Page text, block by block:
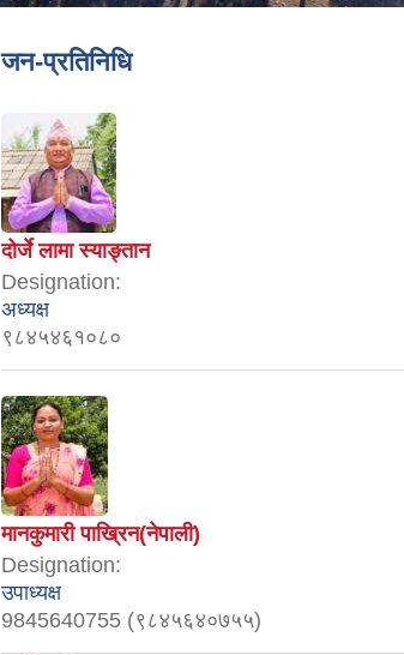
जन-प्रतिनिधि
दोर्जे लामा स्याङ्तान
Designation:
अध्यक्ष
९८४५४६१०८०
मानकुमारी पाख्रिन(नेपाली)
Designation:
उपाध्यक्ष
9845640755 (९८४५६४०७५५)